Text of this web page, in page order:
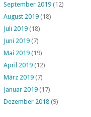
September 2019 (12)
August 2019 (18)
Juli 2019 (18)
Juni 2019 (7)
Mai 2019 (19)
April 2019 (12)
März 2019 (7)
Januar 2019 (17)
Dezember 2018 (9)